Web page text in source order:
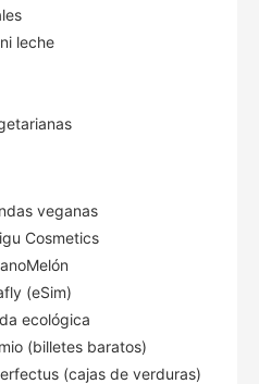
leche
veganas
Cosmetics
(eSim)
ecológica
(billetes baratos)
(cajas de verduras)